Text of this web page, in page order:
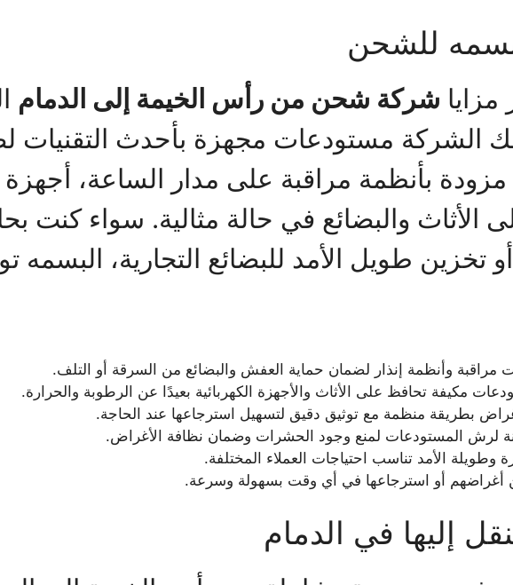
للشحن
شركة شحن من رأس الخيمة إلى الدمام
الشركة مستودعات مجهزة بأحدث التقنيات
بأنظمة مراقبة على مدار الساعة، أجهزة
الأثاث والبضائع في حالة مثالية. سواء كنت
تخزين طويل الأمد للبضائع التجارية، البسمه
مراقبة وأنظمة إنذار لضمان حماية العفش والبضائع من السرقة أو التلف.
مكيفة تحافظ على الأثاث والأجهزة الكهربائية بعيدًا عن الرطوبة والحرارة.
بطريقة منظمة مع توثيق دقيق لتسهيل استرجاعها عند الحاجة.
لرش المستودعات لمنع وجود الحشرات وضمان نظافة الأغراض.
الأمد تناسب احتياجات العملاء المختلفة.
أغراضهم أو استرجاعها في أي وقت بسهولة وسرعة.
إليها في الدمام